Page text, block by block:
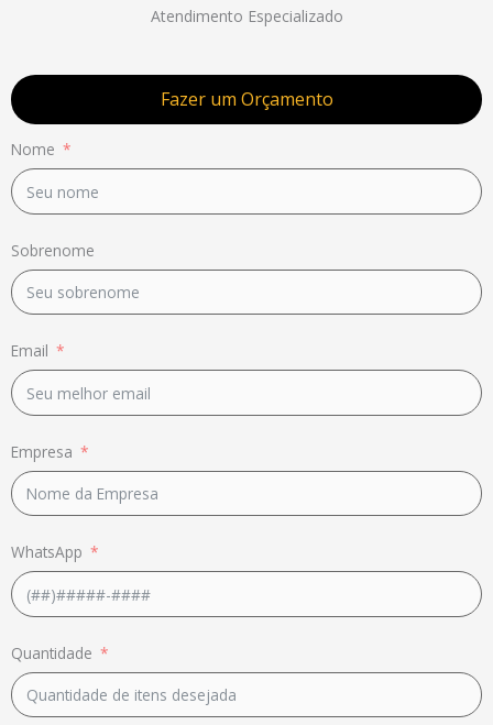
Atendimento Especializado
Fazer um Orçamento
Nome
Sobrenome
Email
Empresa
WhatsApp
Quantidade